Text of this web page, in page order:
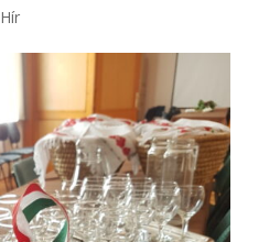
Hír